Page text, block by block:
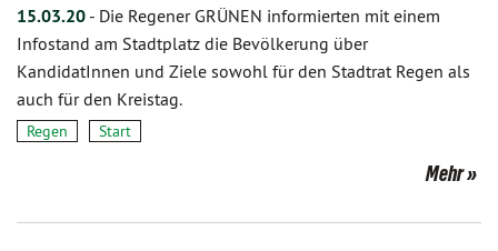
15.03.20 - Die Regener GRÜNEN informierten mit einem
Infostand am Stadtplatz die Bevölkerung über
KandidatInnen und Ziele sowohl für den Stadtrat Regen als
auch für den Kreistag.
Regen Start
Mehr